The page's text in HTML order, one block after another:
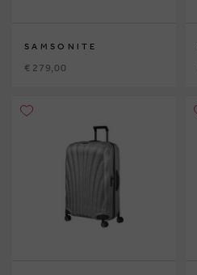
SAMSONITE
€ 279,00